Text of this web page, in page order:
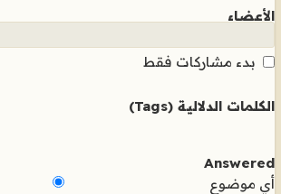
الأعضاء
بدء مشاركات فقط
الكلمات الدلالية (Tags)
Answered
أي موضوع